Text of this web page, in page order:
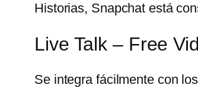
Historias, Snapchat está
Live Talk – Free
Se integra fácilmente con